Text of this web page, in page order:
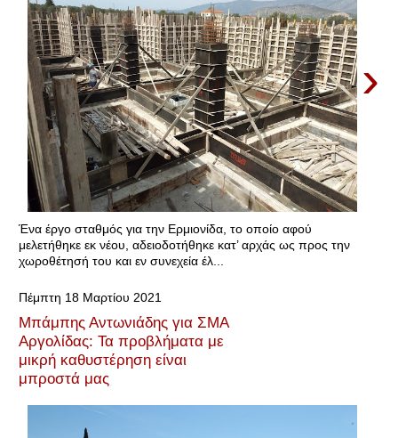
›
Ένα έργο σταθμός για την Ερμιονίδα, το οποίο αφού
μελετήθηκε εκ νέου, αδειοδοτήθηκε κατ’ αρχάς ως προς την
χωροθέτησή του και εν συνεχεία έλ...
Πέμπτη 18 Μαρτίου 2021
Μπάμπης Αντωνιάδης για ΣΜΑ
Αργολίδας: Τα προβλήματα με
μικρή καθυστέρηση είναι
μπροστά μας